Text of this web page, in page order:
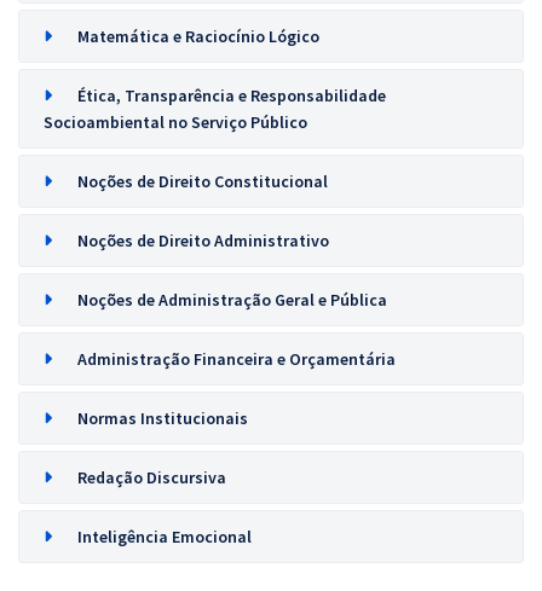
Matemática e Raciocínio Lógico
Ética, Transparência e Responsabilidade
Socioambiental no Serviço Público
Noções de Direito Constitucional
Noções de Direito Administrativo
Noções de Administração Geral e Pública
Administração Financeira e Orçamentária
Normas Institucionais
Redação Discursiva
Inteligência Emocional